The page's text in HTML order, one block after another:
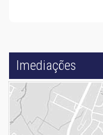
Imediações